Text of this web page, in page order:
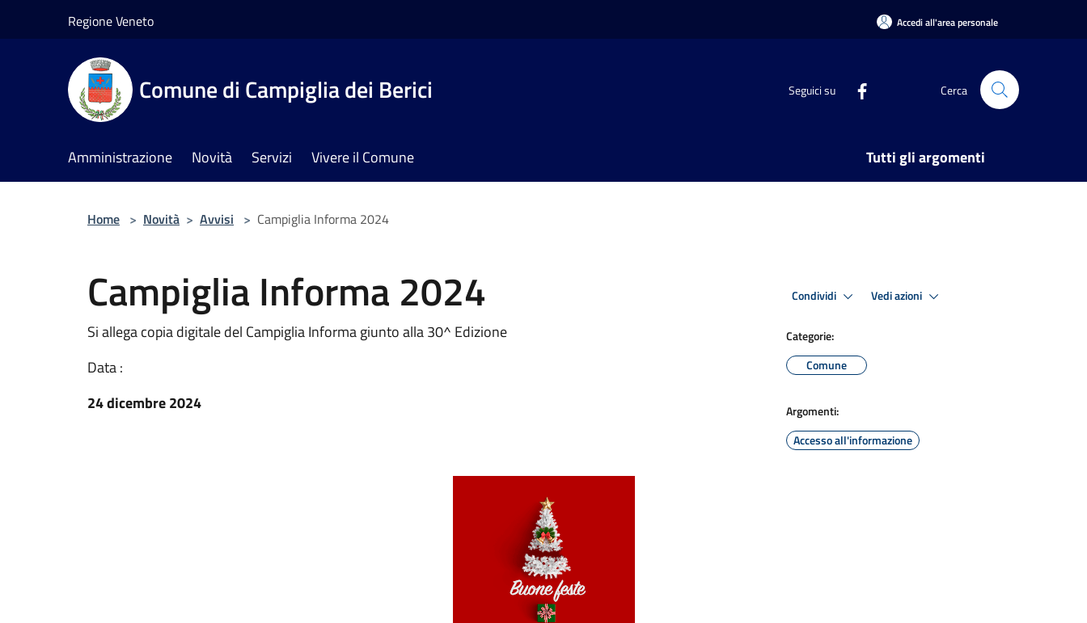
Regione Veneto Accedi all'area personale
Comune di Campiglia dei Berici Seguici su Cerca
Amministrazione Novità Servizi Vivere il Comune Tutti gli argomenti
Home > Novità > Avvisi > Campiglia Informa 2024
Campiglia Informa 2024
Si allega copia digitale del Campiglia Informa giunto alla 30^ Edizione
Data :
24 dicembre 2024
Condividi Vedi azioni
Categorie:
Comune
Argomenti:
Accesso all'informazione